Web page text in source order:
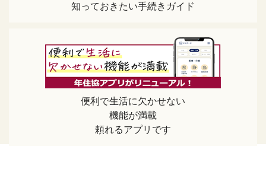
知っておきたい手続きガイド
便利で生活に欠かせない
機能が満載
頼れるアプリです